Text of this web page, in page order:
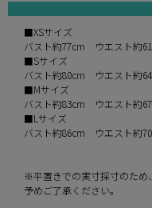
■XSサイズ
バスト約77cm ウエスト約
■Sサイズ
バスト約80cm ウエスト約
■Mサイズ
バスト約83cm ウエスト約
■Lサイズ
バスト約86cm ウエスト約
※平置きでの実寸採寸のため
予めご了承ください。